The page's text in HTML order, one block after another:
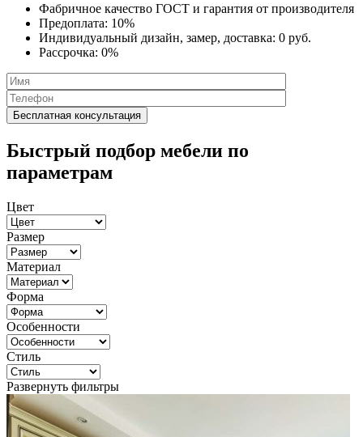
Фабричное качество ГОСТ и гарантия от производителя
Предоплата: 10%
Индивидуальный дизайн, замер, доставка: 0 руб.
Рассрочка: 0%
Быстрый подбор мебели по
параметрам
Цвет
Размер
Материал
Форма
Особенности
Стиль
Развернуть фильтры